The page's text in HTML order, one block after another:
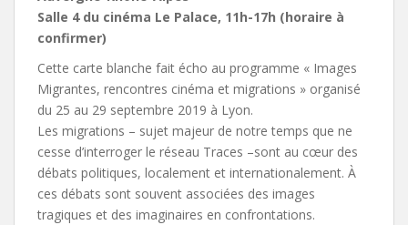
Salle 4 du cinéma Le Palace, 11h-17h (horaire à
confirmer)
Cette carte blanche fait écho au programme « Images
Migrantes, rencontres cinéma et migrations » organisé
du 25 au 29 septembre 2019 à Lyon.
Les migrations – sujet majeur de notre temps que ne
cesse d’interroger le réseau Traces –sont au cœur des
débats politiques, localement et internationalement. À
ces débats sont souvent associées des images
tragiques et des imaginaires en confrontations.